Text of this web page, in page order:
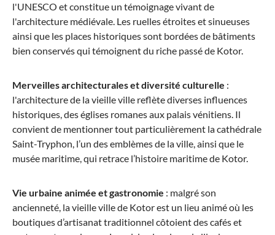
à partir de 135,15 €*
Samsonite
Valise à roulettes BASE BREEZE L (78 cm),
extensible
l'UNESCO et constitue un témoignage vivant de
l'architecture médiévale. Les ruelles étroites et sinueuses
ainsi que les places historiques sont bordées de bâtiments
bien conservés qui témoignent du riche passé de Kotor.
Merveilles architecturales et diversité culturelle :
l'architecture de la vieille ville reflète diverses influences
historiques, des églises romanes aux palais vénitiens. Il
convient de mentionner tout particulièrement la cathédrale
Saint-Tryphon, l’un des emblèmes de la ville, ainsi que le
musée maritime, qui retrace l’histoire maritime de Kotor.
Vie urbaine animée et gastronomie : malgré son
ancienneté, la vieille ville de Kotor est un lieu animé où les
boutiques d’artisanat traditionnel côtoient des cafés et